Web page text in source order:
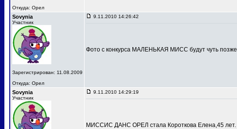
Откуда: Орел
Sovynia
Участник
Зарегистрирован: 11.08.2009
Откуда: Орел
9.11.2010 14:26:42
Фото с конкурса МАЛЕНЬКАЯ МИСС будут чуть
Sovynia
Участник
9.11.2010 14:29:19
МИССИС ДАНС ОРЕЛ стала Короткова Елена,45 лет.